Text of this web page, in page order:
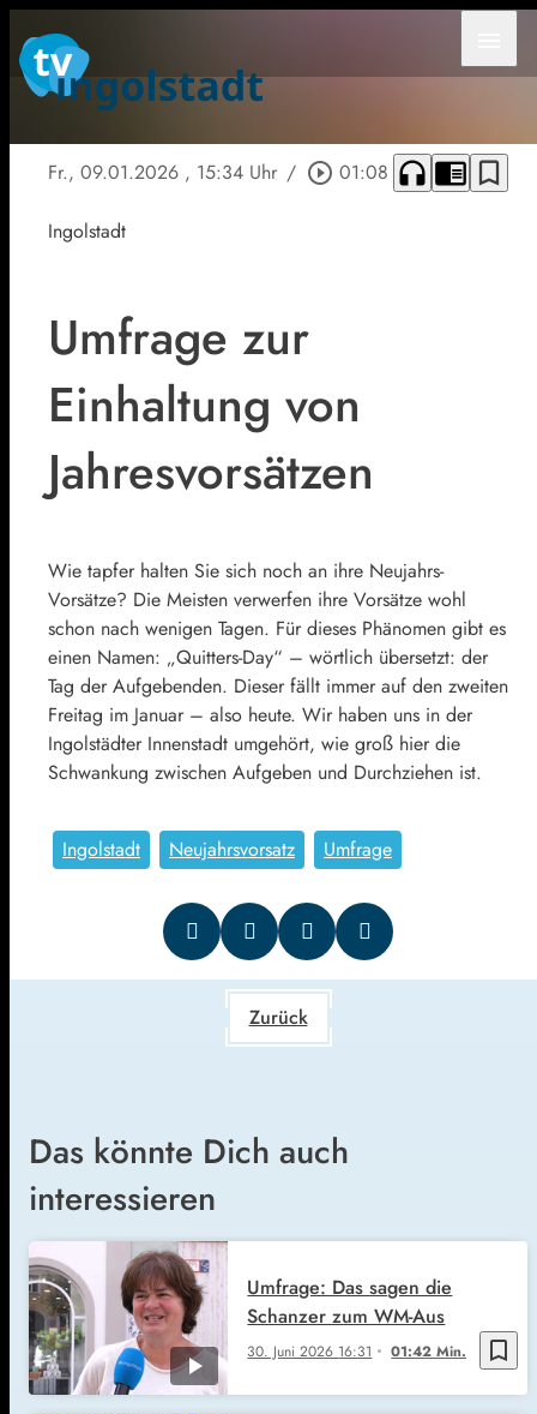
Fr., 09.01.2026 , 15:34 Uhr / play_circle_outline 01:08 headphones chrome_reader_mode bookmark_border
Ingolstadt
Umfrage zur
Einhaltung von
Jahresvorsätzen
Wie tapfer halten Sie sich noch an ihre Neujahrs-
Vorsätze? Die Meisten verwerfen ihre Vorsätze wohl
schon nach wenigen Tagen. Für dieses Phänomen gibt es
einen Namen: „Quitters-Day“ – wörtlich übersetzt: der
Tag der Aufgebenden. Dieser fällt immer auf den zweiten
Freitag im Januar – also heute. Wir haben uns in der
Ingolstädter Innenstadt umgehört, wie groß hier die
Schwankung zwischen Aufgeben und Durchziehen ist.
Ingolstadt Neujahrsvorsatz Umfrage
Zurück
Das könnte Dich auch
interessieren
bookmark_border
30. Juni 2026 16:31 01:42 Min.
Umfrage: Das sagen die
Schanzer zum WM-Aus